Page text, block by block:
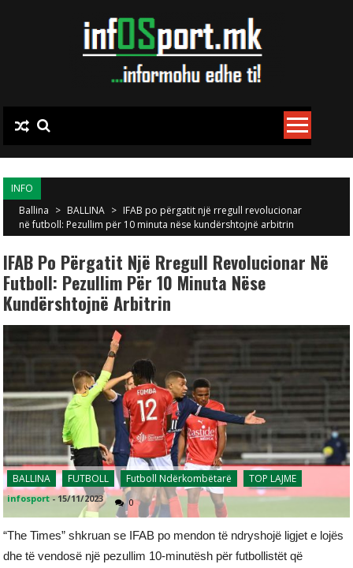
INFO
Ballina > BALLINA > IFAB po përgatit një rregull revolucionar
në futboll: Pezullim për 10 minuta nëse kundërshtojnë arbitrin
IFAB Po Përgatit Një Rregull Revolucionar Në
Futboll: Pezullim Për 10 Minuta Nëse
Kundërshtojnë Arbitrin
BALLINA FUTBOLL Futboll Ndërkombëtarë TOP LAJME
infosport -15/11/2023 0
“The Times” shkruan se IFAB po mendon të ndryshojë ligjet e lojës
dhe të vendosë një pezullim 10-minutësh për futbollistët që